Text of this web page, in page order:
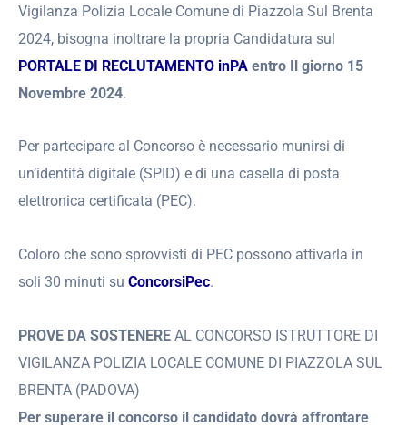
Vigilanza Polizia Locale Comune di Piazzola Sul Brenta
2024, bisogna inoltrare la propria Candidatura sul
PORTALE DI RECLUTAMENTO inPA entro Il giorno 15
Novembre 2024.
Per partecipare al Concorso è necessario munirsi di
un’identità digitale (SPID) e di una casella di posta
elettronica certificata (PEC).
Coloro che sono sprovvisti di PEC possono attivarla in
soli 30 minuti su ConcorsiPec.
PROVE DA SOSTENERE AL CONCORSO ISTRUTTORE DI
VIGILANZA POLIZIA LOCALE COMUNE DI PIAZZOLA SUL
BRENTA (PADOVA)
Per superare il concorso il candidato dovrà affrontare